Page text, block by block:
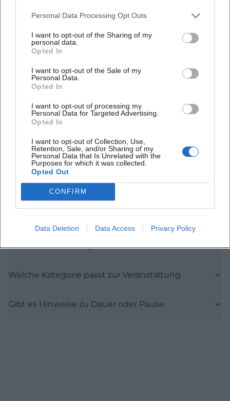
Personal Data Processing Opt Outs
I want to opt-out of the Sharing of my
personal data.
Opted In
I want to opt-out of the Sale of my
Personal Data.
Opted In
I want to opt-out of processing my
Personal Data for Targeted Advertising.
Opted In
I want to opt-out of Collection, Use,
Retention, Sale, and/or Sharing of my
Personal Data that Is Unrelated with the
Purposes for which it was collected.
Opted Out
CONFIRM
Data Deletion Data Access Privacy Policy
Open in Google Maps
Häufig gestellte Fragen
Wann beginnt die Aufführung
Ist der Eintritt kostenlos
Ist die Veranstaltung indoor
Welche Kategorie passt zur Veranstaltung
Gibt es Hinweise zu Dauer oder Pause